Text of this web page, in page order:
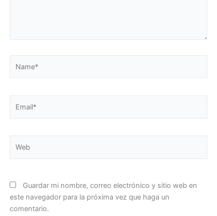
Guardar mi nombre, correo electrónico y sitio web en
este navegador para la próxima vez que haga un
comentario.